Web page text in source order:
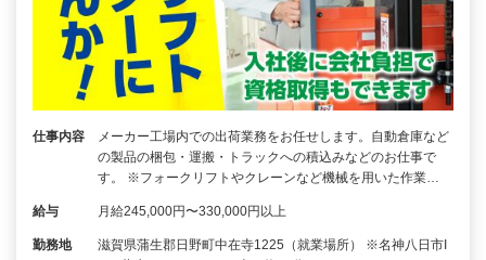
仕事内容
メーカー工場内での出荷業務をお任せします。自動倉庫など
の製品の梱包・運搬・トラックへの積込みなどのお仕事で
す。 ※フォークリフトやクレーンなど機械を用いた作業…
給与 月給245,000円〜330,000円以上
勤務地
滋賀県蒲生郡日野町中在寺1225（就業場所） ※名神八日市I